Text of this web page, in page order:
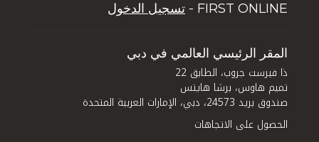
إدارة الأصول
نصائح للاستثمار العقاري في دبي
قطاعي العقارات والفنادق في المدينة
FIRST ONLINE - تسجيل الدخول
المقر الرئيسي العالمي في دبي
ذا فيرست جروب، الطابق 22
تميم هاوس، برشا هايتس
صندوق بريد 24573، دبي، الإمارات العربية المتحدة
الحصول على الاتجاهات